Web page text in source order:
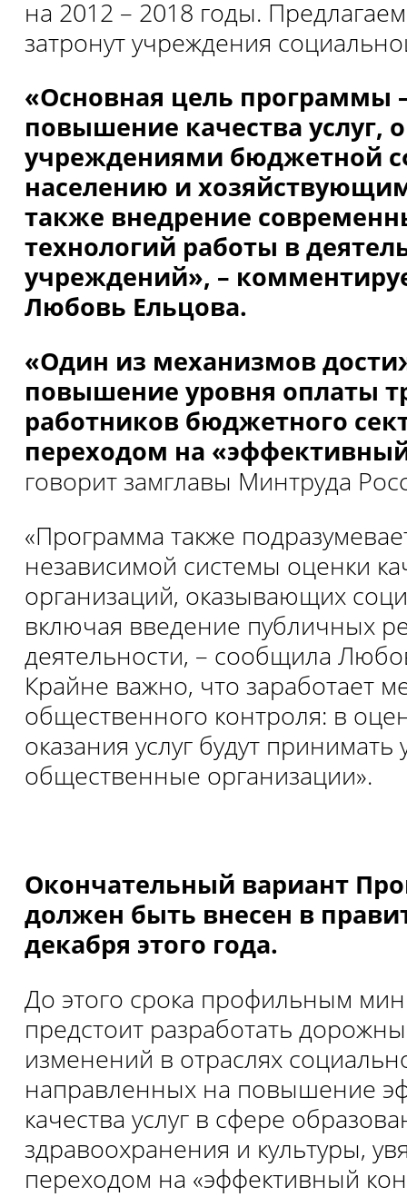
на 2012 – 2018 годы.
затронут учреждения
«Основная цель программы
повышение качества услуг,
учреждениями бюджетной
населению и
также внедрение
технологий работы в
учреждений», –
Любовь Ельцова.
«Один из механизмов
повышение уровня оплаты
работников бюджетного
переходом на
говорит замглавы Минтруда
«Программа также
независимой системы оценки
организаций, оказывающих
включая введение публичных
деятельности, – сообщила
Крайне важно, что заработает
общественного контроля: в
оказания услуг будут принимать
общественные организации».
Окончательный вариант
должен быть внесен в
декабря этого года.
До этого срока профильным
предстоит разработать
изменений в отраслях
направленных на повышение
качества услуг в сфере
здравоохранения и культуры,
переходом на «эффективный